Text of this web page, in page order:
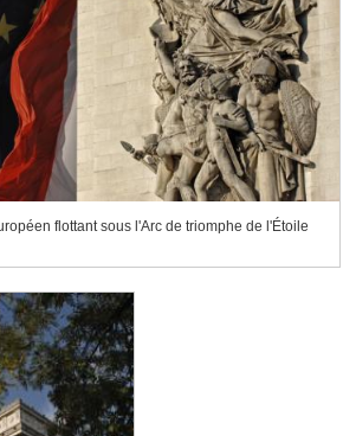
flottant sous l'Arc de triomphe de l'Étoile